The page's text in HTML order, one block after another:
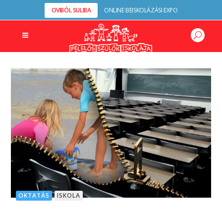
OVIBÓL SULIBA ONLINE BEISKOLÁZÁSI EXPO
OKTATÁS ISKOLA